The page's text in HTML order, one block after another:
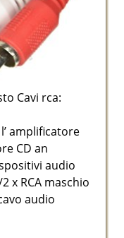
Cavi rca:
amplificatore
CD an
audio
x RCA maschio
audio